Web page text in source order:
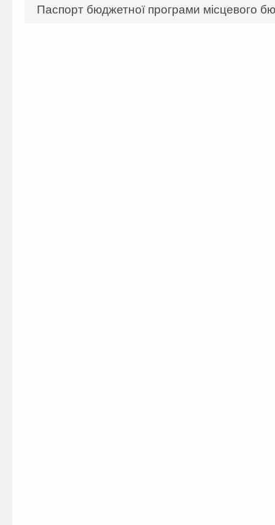
Паспорт бюджетної програми місцевого